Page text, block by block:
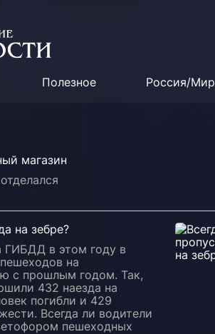
Полезное Россия/Мир
магазин
на зебре?
ГИБДД в этом году в
на
с прошлым годом. Так,
432 наезда на
погибли и 429
Всегда ли водители
пешеходных